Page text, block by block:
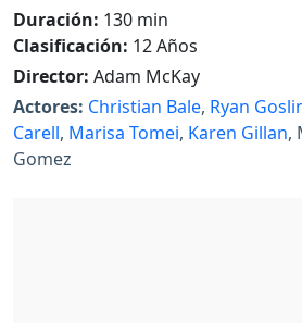
Duración: 130 min
Clasificación: 12 Años
Director: Adam McKay
Actores: Christian Bale, Ryan
Carell, Marisa Tomei, Karen Gillan,
Gomez